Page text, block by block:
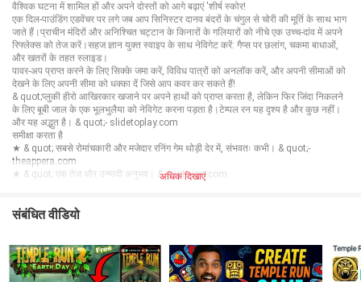
वैश्विक घटना में शामिल हों और अपने दोस्तों को आगे बढ़ाएं 'शीर्ष स्कोर!
एक दिल-पाउंडिंग एडवेंचर पर लगे जब आप सिनिस्टर दानव बंदरों के चंगुल से चोरी की मूर्ति के साथ भाग
जाते हैं।प्राचीन मंदिरों और अनिश्चित चट्टान के किनारों के गलियारों को नीचे एक उच्च-दांव में अपने
रिफ्लेक्स को तेज करें।सहज ज्ञान युक्त स्वाइप के साथ नेविगेट करें: गैप्स पर छलांग, चकमा बाधाओं,
और खतरों के तहत स्लाइड।
पावर-अप प्राप्त करने के लिए सिक्के जमा करें, विविध पात्रों को अनलॉक करें, और अपनी सीमाओं को
देखने के लिए अपनी सीमा को धक्का दें जिसे आप कवर कर सकते हैं!
& quot;प्लुकी हीरो आखिरकार खजाने पर अपने हाथों को प्राप्त करता है, लेकिन फिर जिंदा निकलने
के लिए बूबी जाल के एक भूलभुलैया को नेविगेट करना पड़ता है।टेम्पल रन यह दृश्य है और कुछ नहीं।
और यह अद्भुत है। & quot;- slidetoplay.com
समीक्षा करता है
★ & quot; सबसे रोमांचकारी और मजेदार रनिंग गेम थोड़ी देर में, संभवतः कभी। & quot;-
theappera.com
★ & quot; एक तेज और उन्मादी अनुभव। & quot;- ign.com
★ सप्ताह के खेल के रूप में TouchArcade फ़ोरम द्वारा वोट किया गया
अधिक दिखाएं
संबंधित वीडियो